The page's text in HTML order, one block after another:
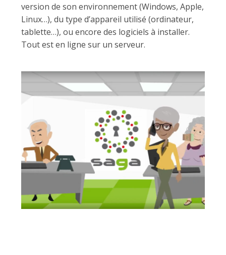
version de son environnement (Windows, Apple,
Linux…), du type d’appareil utilisé (ordinateur,
tablette…), ou encore des logiciels à installer.
Tout est en ligne sur un serveur.